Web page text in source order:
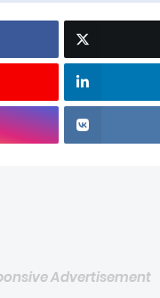
Advertisement